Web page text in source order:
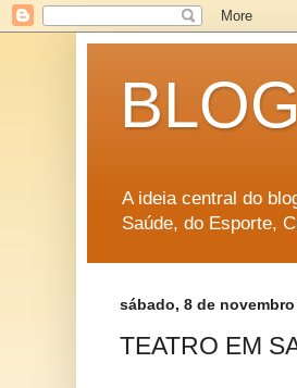
A ideia central do
Saúde, do Esporte,
sábado, 8 de novembro
TEATRO EM